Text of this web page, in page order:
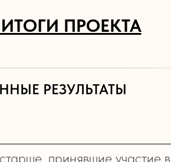
ПРОЕКТА
РЕЗУЛЬТАТЫ
принявшие участие в